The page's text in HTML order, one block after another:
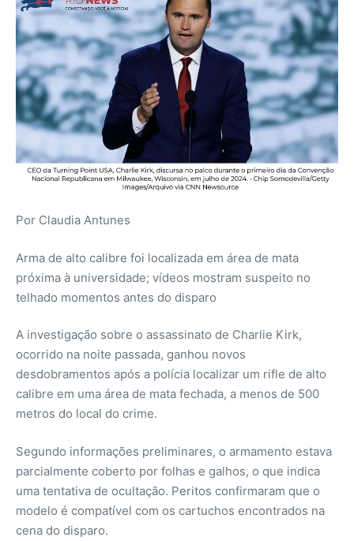
Por Claudia Antunes
Arma de alto calibre foi localizada em área de mata
próxima à universidade; vídeos mostram suspeito no
telhado momentos antes do disparo
A investigação sobre o assassinato de Charlie Kirk,
ocorrido na noite passada, ganhou novos
desdobramentos após a polícia localizar um rifle de alto
calibre em uma área de mata fechada, a menos de 500
metros do local do crime.
Segundo informações preliminares, o armamento estava
parcialmente coberto por folhas e galhos, o que indica
uma tentativa de ocultação. Peritos confirmaram que o
modelo é compatível com os cartuchos encontrados na
cena do disparo.